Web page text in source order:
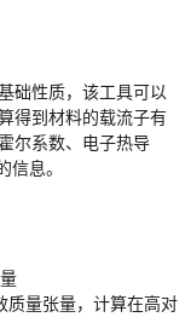
础性质，该工具可以
得到材料的载流子有
尔系数、电子热导
息。
质量张量，计算在高对